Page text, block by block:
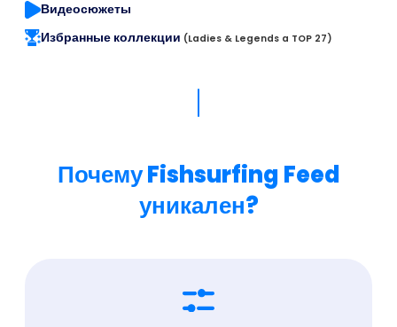
Видеосюжеты
Избранные коллекции (Ladies & Legends a TOP 27)
Почему Fishsurfing Feed
уникален?